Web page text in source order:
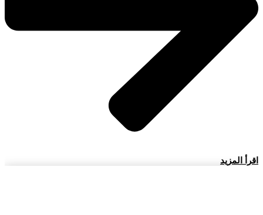
اقرأ المزيد